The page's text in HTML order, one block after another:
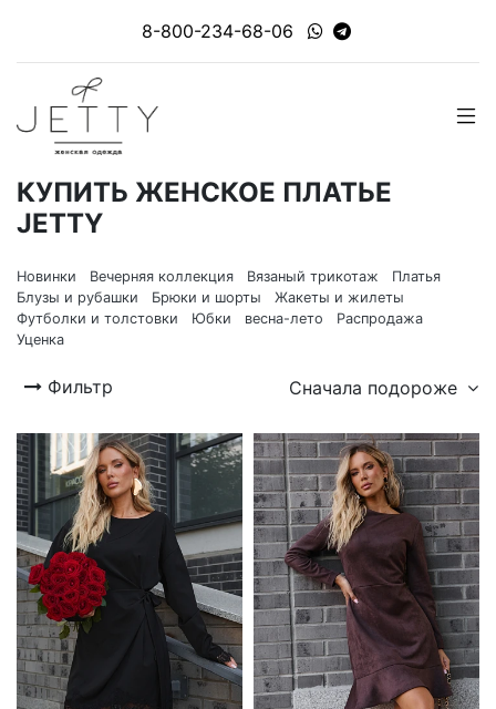
8-800-234-68-06
КУПИТЬ ЖЕНСКОЕ ПЛАТЬЕ
JETTY
Новинки Вечерняя коллекция Вязаный трикотаж
Платья
Блузы и рубашки
Брюки и шорты
Жакеты и жилеты
Футболки и толстовки
Юбки весна-лето
Распродажа
Уценка
Фильтр Сначала подороже